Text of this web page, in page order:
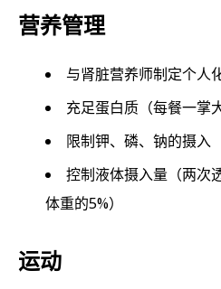
营养管理
与肾脏营养师制定个人
充足蛋白质（每餐一掌
限制钾、磷、钠的摄入
控制液体摄入量（两次
体重的5%）
运动